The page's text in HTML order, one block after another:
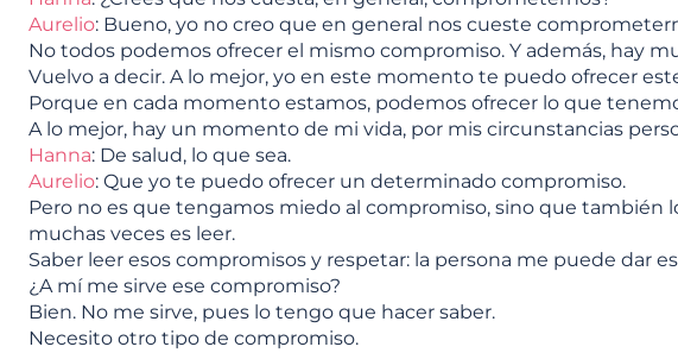
Aurelio: Bueno, yo no creo que en general nos cueste
No todos podemos ofrecer el mismo compromiso. Y además, hay
Vuelvo a decir. A lo mejor, yo en este momento te puedo ofrecer
Porque en cada momento estamos, podemos ofrecer lo que
A lo mejor, hay un momento de mi vida, por mis circunstancias
Hanna: De salud, lo que sea.
Aurelio: Que yo te puedo ofrecer un determinado compromiso.
Pero no es que tengamos miedo al compromiso, sino que también
muchas veces es leer.
Saber leer esos compromisos y respetar: la persona me puede dar
¿A mí me sirve ese compromiso?
Bien. No me sirve, pues lo tengo que hacer saber.
Necesito otro tipo de compromiso.